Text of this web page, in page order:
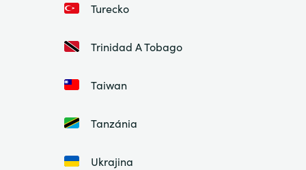
Turecko
Trinidad A Tobago
Taiwan
Tanzánia
Ukrajina